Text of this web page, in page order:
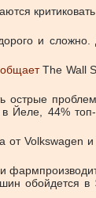
и
The Wall
острые
Йеле, 44%
от Volkswagen
обойдется